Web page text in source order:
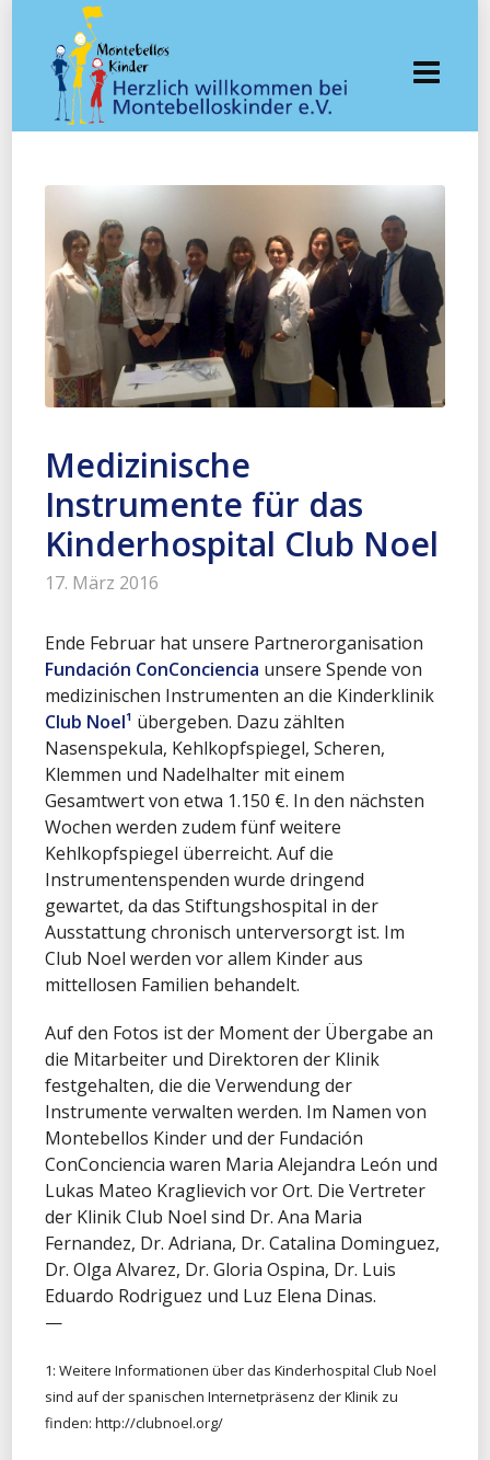
Medizinische
Instrumente für das
Kinderhospital Club Noel
17. März 2016
Ende Februar hat unsere Partnerorganisation
Fundación ConConciencia unsere Spende von
medizinischen Instrumenten an die Kinderklinik
Club Noel¹ übergeben. Dazu zählten
Nasenspekula, Kehlkopfspiegel, Scheren,
Klemmen und Nadelhalter mit einem
Gesamtwert von etwa 1.150 €. In den nächsten
Wochen werden zudem fünf weitere
Kehlkopfspiegel überreicht. Auf die
Instrumentenspenden wurde dringend
gewartet, da das Stiftungshospital in der
Ausstattung chronisch unterversorgt ist. Im
Club Noel werden vor allem Kinder aus
mittellosen Familien behandelt.
Auf den Fotos ist der Moment der Übergabe an
die Mitarbeiter und Direktoren der Klinik
festgehalten, die die Verwendung der
Instrumente verwalten werden. Im Namen von
Montebellos Kinder und der Fundación
ConConciencia waren Maria Alejandra León und
Lukas Mateo Kraglievich vor Ort. Die Vertreter
der Klinik Club Noel sind Dr. Ana Maria
Fernandez, Dr. Adriana, Dr. Catalina Dominguez,
Dr. Olga Alvarez, Dr. Gloria Ospina, Dr. Luis
Eduardo Rodriguez und Luz Elena Dinas.
—
1: Weitere Informationen über das Kinderhospital Club Noel
sind auf der spanischen Internetpräsenz der Klinik zu
finden: http://clubnoel.org/